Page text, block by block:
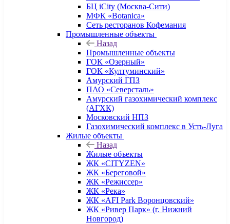
БЦ iCity (Москва-Сити)
МФК «Botanica»
Сеть ресторанов Кофемания
Промышленные объекты
Назад
Промышленные объекты
ГОК «Озерный»
ГОК «Култуминский»
Амурский ГПЗ
ПАО «Северсталь»
Амурский газохимический комплекс
(АГХК)
Московский НПЗ
Газохимический комплекс в Усть-Луга
Жилые объекты
Назад
Жилые объекты
ЖК «CITYZEN»
ЖК «Береговой»
ЖК «Режиссер»
ЖК «Река»
ЖК «AFI Park Воронцовский»
ЖК «Ривер Парк» (г. Нижний
Новгород)